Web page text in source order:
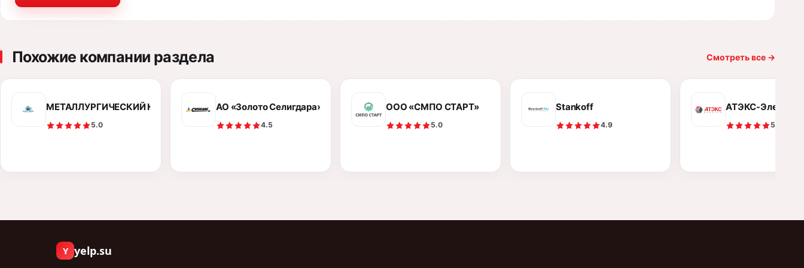
Похожие компании раздела Смотреть все →
МЕТАЛЛУРГИЧЕСКИЙ КОМБИНАТ «ЕВРОСТАЛЬ»
5.0
АО «Золото Селигдара»
4.5
ООО «СМПО СТАРТ»
5.0
Stankoff
4.9
АТЭКС-Электро
5.0
Y yelp.su